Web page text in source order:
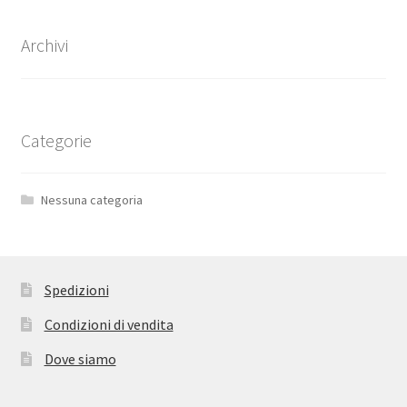
Archivi
Categorie
Nessuna categoria
Spedizioni
Condizioni di vendita
Dove siamo